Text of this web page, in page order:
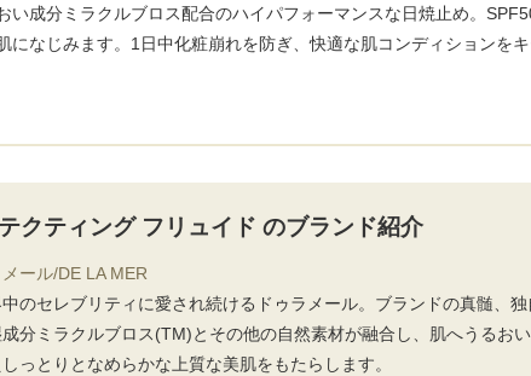
い成分ミラクルブロス配合のハイパフォーマンスな日焼止め。
になじみます。1日中化粧崩れを防ぎ、快適な肌コンディションをキ
クティング フリュイド のブランド紹介
ール/DE LA MER
のセレブリティに愛され続けるドゥラメール。ブランドの真髄、独
分ミラクルブロス(TM)とその他の自然素材が融合し、肌へうるお
っとりとなめらかな上質な美肌をもたらします。